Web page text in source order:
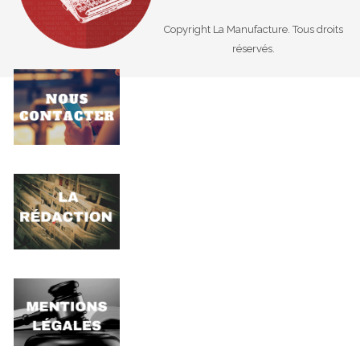
Copyright La Manufacture. Tous droits
réservés.